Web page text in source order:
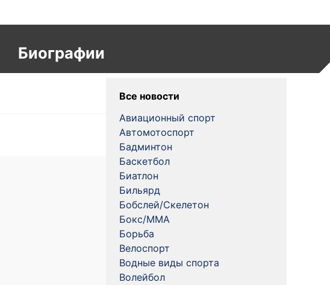
Биографии
Все новости
Авиационный спорт
Автомотоспорт
Бадминтон
Баскетбол
Биатлон
Бильярд
Бобслей/Скелетон
Бокс/MMA
Борьба
Велоспорт
Водные виды спорта
Волейбол